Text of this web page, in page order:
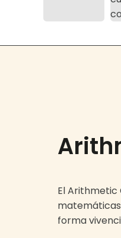
El Arithmetic
forma